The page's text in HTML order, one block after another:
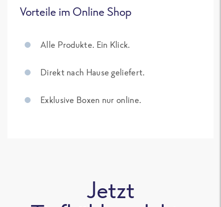
Vorteile im Online Shop
Alle Produkte. Ein Klick.
Direkt nach Hause geliefert.
Exklusive Boxen nur online.
Jetzt